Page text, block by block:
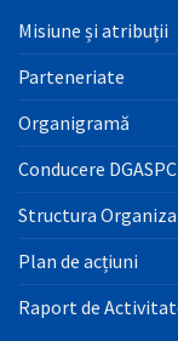
Misiune și atribuții
Parteneriate
Organigramă
Conducere DGASPC
Structura
Plan de acțiuni
Raport de